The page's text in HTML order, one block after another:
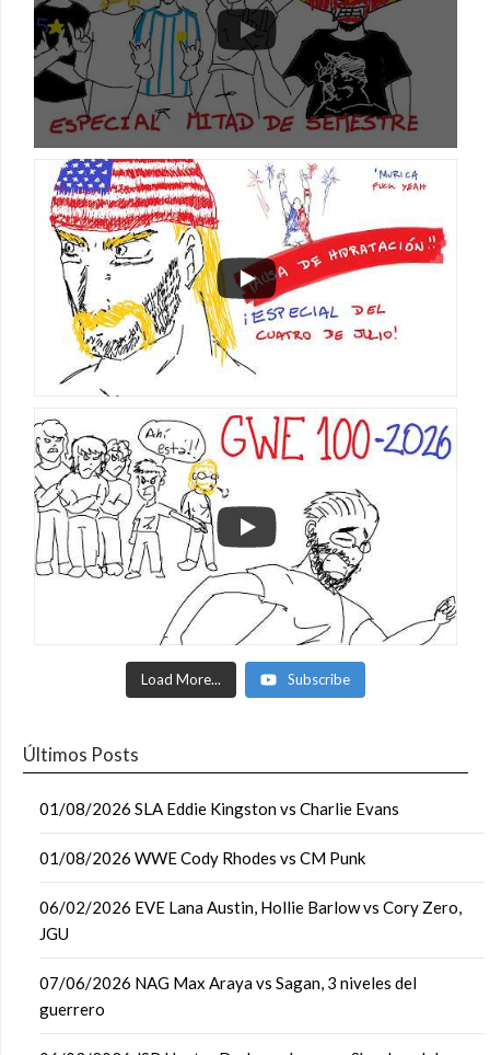
Load More... Subscribe
Últimos Posts
01/08/2026 SLA Eddie Kingston vs Charlie Evans
01/08/2026 WWE Cody Rhodes vs CM Punk
06/02/2026 EVE Lana Austin, Hollie Barlow vs Cory Zero,
JGU
07/06/2026 NAG Max Araya vs Sagan, 3 niveles del
guerrero